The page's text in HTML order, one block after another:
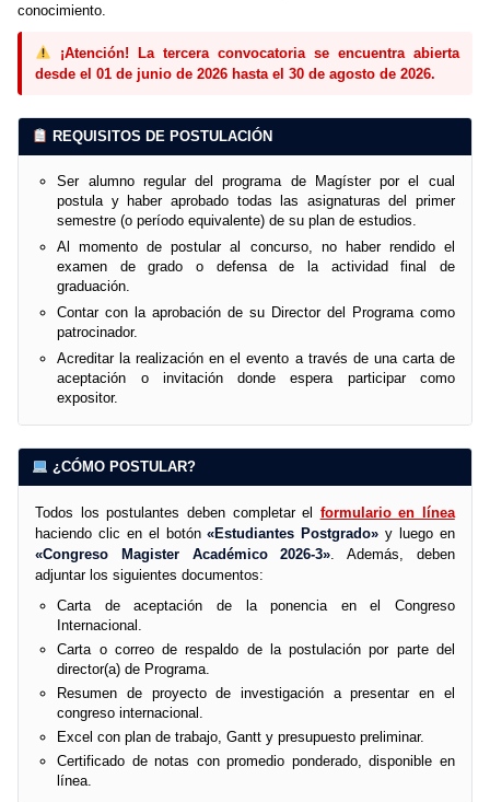
conocimiento.
¡Atención! La tercera convocatoria se encuentra abierta
desde el 01 de junio de 2026 hasta el 30 de agosto de 2026.
REQUISITOS DE POSTULACIÓN
Ser alumno regular del programa de Magíster por el cual
postula y haber aprobado todas las asignaturas del primer
semestre (o período equivalente) de su plan de estudios.
Al momento de postular al concurso, no haber rendido el
examen de grado o defensa de la actividad final de
graduación.
Contar con la aprobación de su Director del Programa como
patrocinador.
Acreditar la realización en el evento a través de una carta de
aceptación o invitación donde espera participar como
expositor.
¿CÓMO POSTULAR?
Todos los postulantes deben completar el formulario en línea
haciendo clic en el botón«Estudiantes Postgrado» y luego en
«Congreso Magister Académico 2026-3» . Además, deben
adjuntar los siguientes documentos:
Carta de aceptación de la ponencia en el Congreso
Internacional.
Carta o correo de respaldo de la postulación por parte del
director(a) de Programa.
Resumen de proyecto de investigación a presentar en el
congreso internacional.
Excel con plan de trabajo, Gantt y presupuesto preliminar.
Certificado de notas con promedio ponderado, disponible en
línea.